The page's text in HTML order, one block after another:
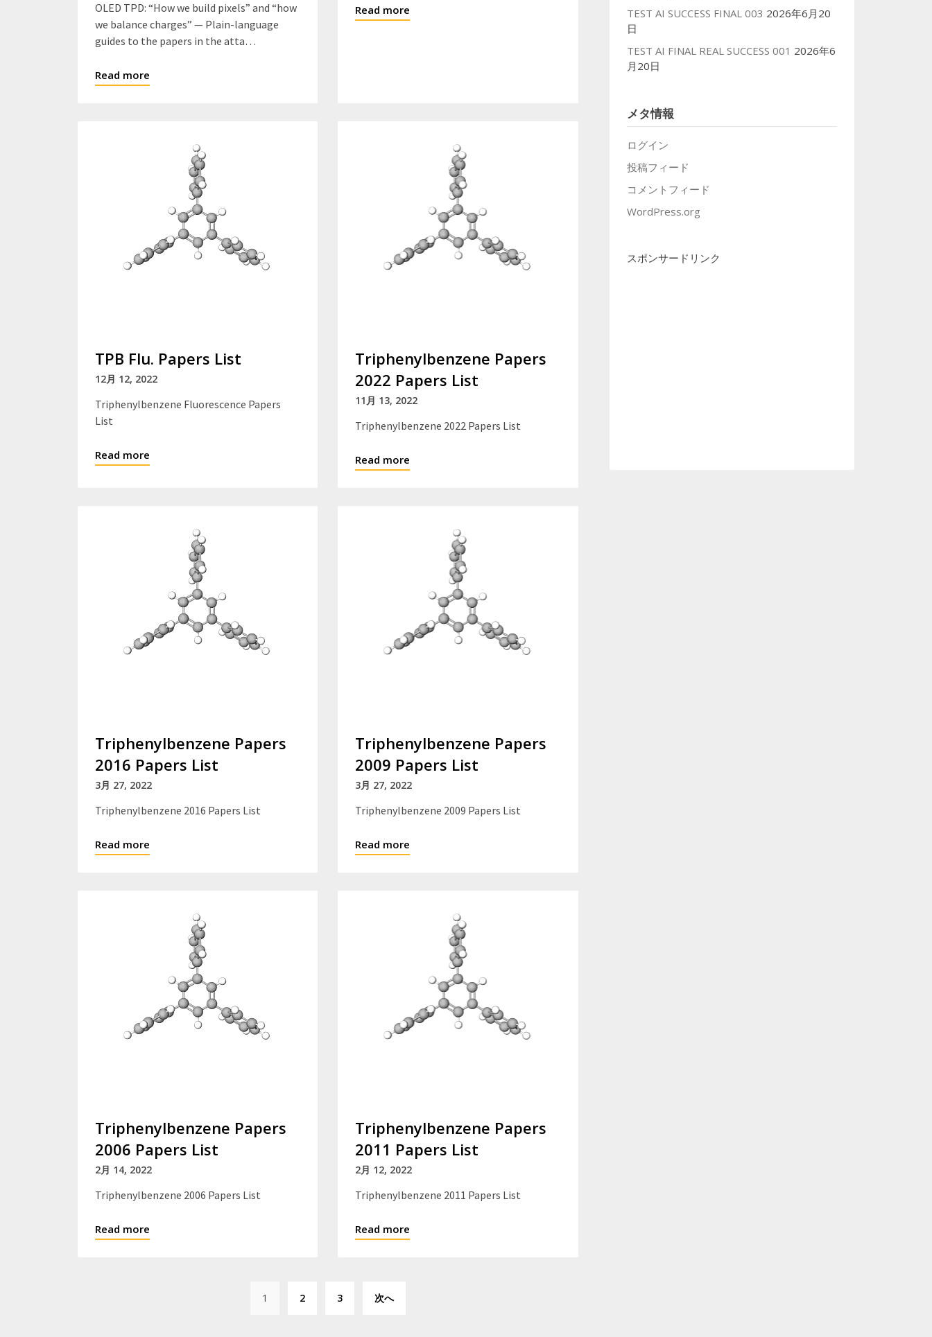
OLED TPD: “How we build pixels” and “how
we balance charges” — Plain-language
guides to the papers in the atta…
Read more
Read more
TPB Flu. Papers List
12月 12, 2022
Triphenylbenzene Fluorescence Papers
List
Read more
Triphenylbenzene Papers
2022 Papers List
11月 13, 2022
Triphenylbenzene 2022 Papers List
Read more
Triphenylbenzene Papers
2016 Papers List
3月 27, 2022
Triphenylbenzene 2016 Papers List
Read more
Triphenylbenzene Papers
2009 Papers List
3月 27, 2022
Triphenylbenzene 2009 Papers List
Read more
Triphenylbenzene Papers
2006 Papers List
2月 14, 2022
Triphenylbenzene 2006 Papers List
Read more
Triphenylbenzene Papers
2011 Papers List
2月 12, 2022
Triphenylbenzene 2011 Papers List
Read more
稿
1 2 3 次へ
TEST AI SUCCESS FINAL 003 2026年6月20
日
TEST AI FINAL REAL SUCCESS 001 2026年6
月20日
メタ情報
ログイン
投稿フィード
コメントフィード
WordPress.org
スポンサードリンク